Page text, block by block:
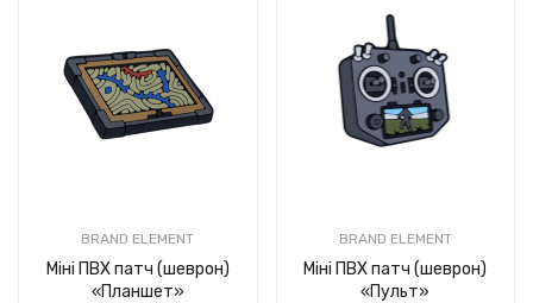
BRAND ELEMENT
Міні ПВХ патч (шеврон)
«Планшет»
BRAND ELEMENT
Міні ПВХ патч (шеврон)
«Пульт»